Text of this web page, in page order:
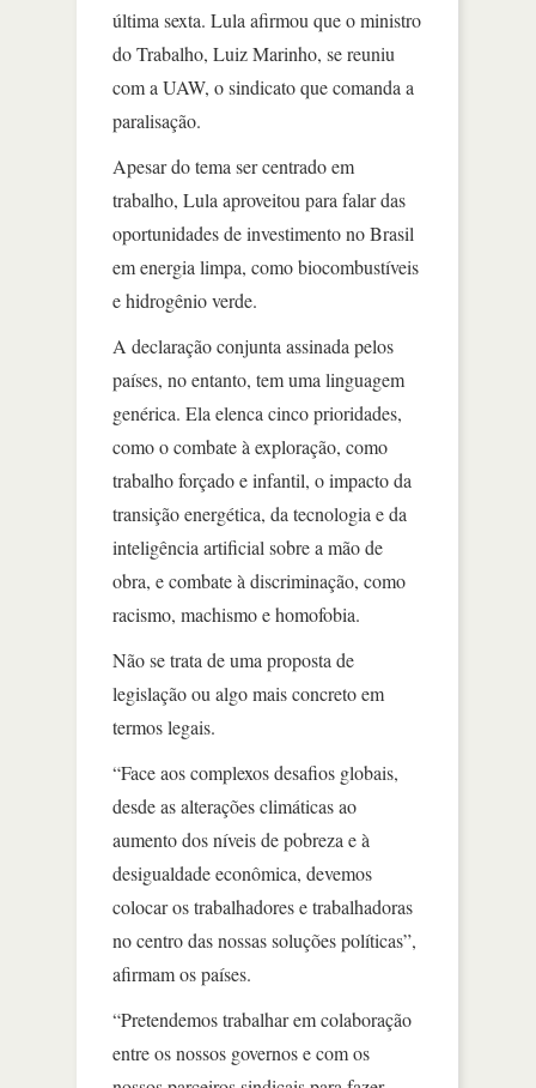
última sexta. Lula afirmou que o ministro
do Trabalho, Luiz Marinho, se reuniu
com a UAW, o sindicato que comanda a
paralisação.
Apesar do tema ser centrado em
trabalho, Lula aproveitou para falar das
oportunidades de investimento no Brasil
em energia limpa, como biocombustíveis
e hidrogênio verde.
A declaração conjunta assinada pelos
países, no entanto, tem uma linguagem
genérica. Ela elenca cinco prioridades,
como o combate à exploração, como
trabalho forçado e infantil, o impacto da
transição energética, da tecnologia e da
inteligência artificial sobre a mão de
obra, e combate à discriminação, como
racismo, machismo e homofobia.
Não se trata de uma proposta de
legislação ou algo mais concreto em
termos legais.
“Face aos complexos desafios globais,
desde as alterações climáticas ao
aumento dos níveis de pobreza e à
desigualdade econômica, devemos
colocar os trabalhadores e trabalhadoras
no centro das nossas soluções políticas”,
afirmam os países.
“Pretendemos trabalhar em colaboração
entre os nossos governos e com os